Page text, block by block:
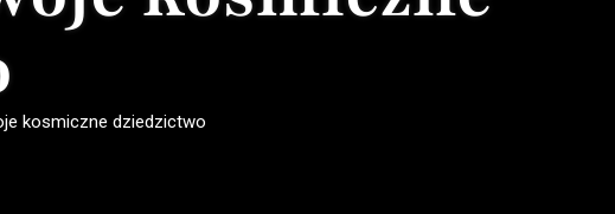
kosmiczne dziedzictwo